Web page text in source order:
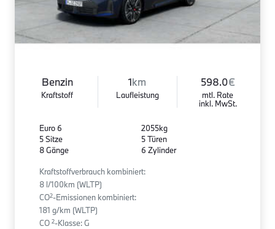
Benzin
Kraftstoff
1km
Laufleistung
598.0€
mtl. Rate
inkl. MwSt.
Euro 6
5 Sitze
8 Gänge
2055kg
5 Türen
6 Zylinder
Kraftstoffverbrauch kombiniert:
8 l/100km (WLTP)
CO2-Emissionen kombiniert:
181 g/km (WLTP)
CO 2-Klasse: G